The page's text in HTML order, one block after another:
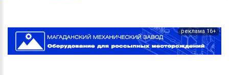
реклама 16+